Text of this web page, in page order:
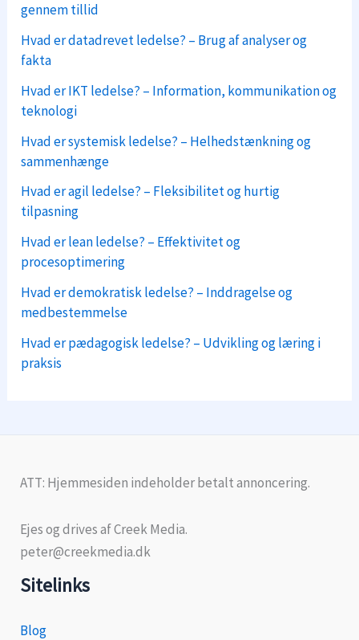
gennem tillid
Hvad er datadrevet ledelse? – Brug af analyser og
fakta
Hvad er IKT ledelse? – Information, kommunikation og
teknologi
Hvad er systemisk ledelse? – Helhedstænkning og
sammenhænge
Hvad er agil ledelse? – Fleksibilitet og hurtig
tilpasning
Hvad er lean ledelse? – Effektivitet og
procesoptimering
Hvad er demokratisk ledelse? – Inddragelse og
medbestemmelse
Hvad er pædagogisk ledelse? – Udvikling og læring i
praksis
ATT: Hjemmesiden indeholder betalt annoncering.
Ejes og drives af Creek Media.
peter@creekmedia.dk
Sitelinks
Blog